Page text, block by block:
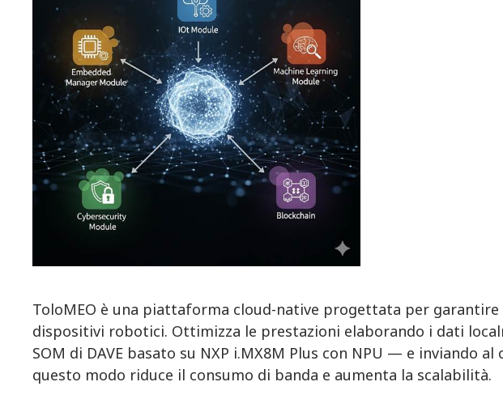
ToloMEO è una piattaforma cloud-native progettata per garantire
dispositivi robotici. Ottimizza le prestazioni elaborando i dati
SOM di DAVE basato su NXP i.MX8M Plus con NPU — e inviando
questo modo riduce il consumo di banda e aumenta la scalabilità.